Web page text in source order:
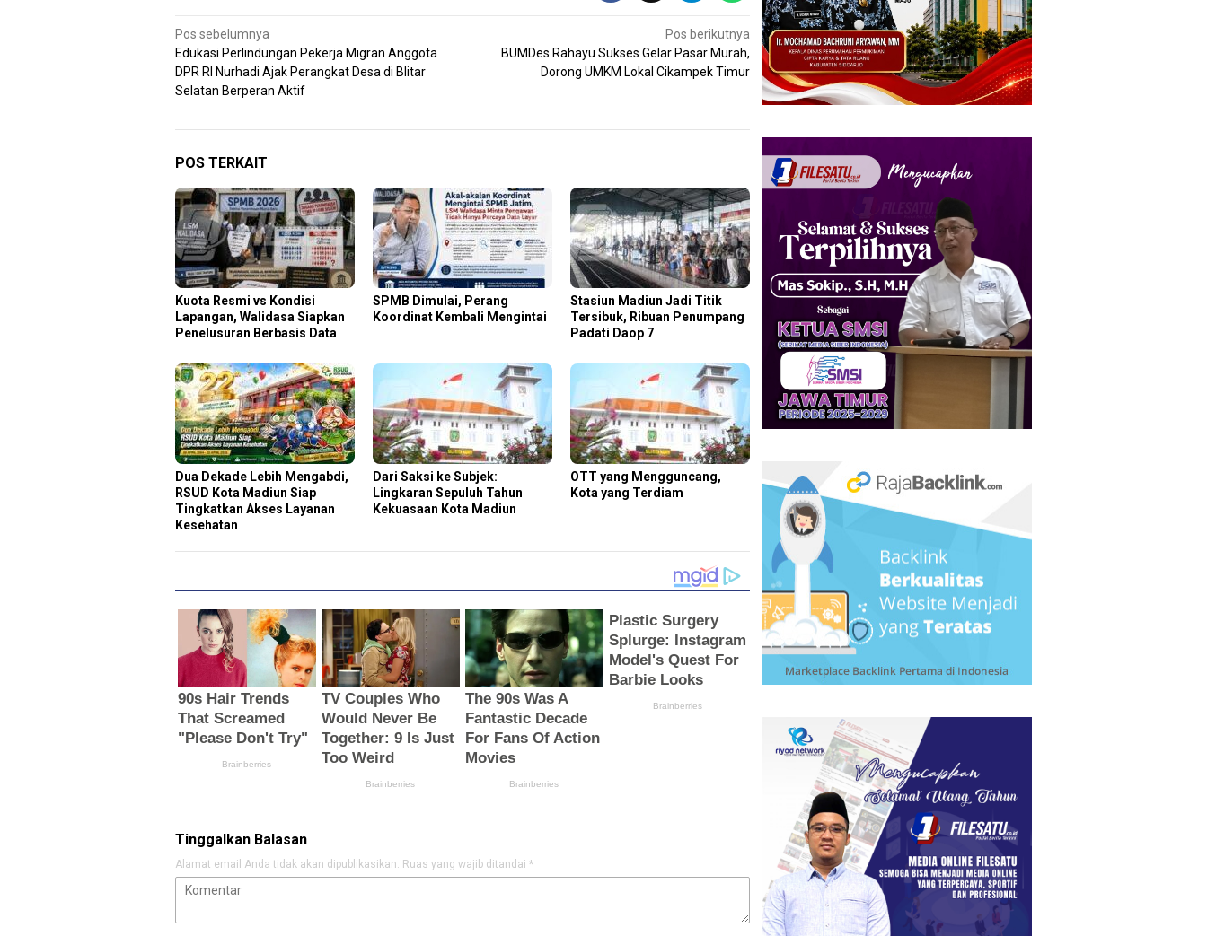
Navigasi
pos
Pos sebelumnya
Edukasi Perlindungan Pekerja Migran Anggota
DPR RI Nurhadi Ajak Perangkat Desa di Blitar
Selatan Berperan Aktif
Pos berikutnya
BUMDes Rahayu Sukses Gelar Pasar Murah,
Dorong UMKM Lokal Cikampek Timur
POS TERKAIT
Kuota Resmi vs Kondisi
Lapangan, Walidasa Siapkan
Penelusuran Berbasis Data
SPMB Dimulai, Perang
Koordinat Kembali Mengintai
Stasiun Madiun Jadi Titik
Tersibuk, Ribuan Penumpang
Padati Daop 7
Dua Dekade Lebih Mengabdi,
RSUD Kota Madiun Siap
Tingkatkan Akses Layanan
Kesehatan
Dari Saksi ke Subjek:
Lingkaran Sepuluh Tahun
Kekuasaan Kota Madiun
OTT yang Mengguncang,
Kota yang Terdiam
Tinggalkan Balasan
Alamat email Anda tidak akan dipublikasikan. Ruas yang wajib ditandai *